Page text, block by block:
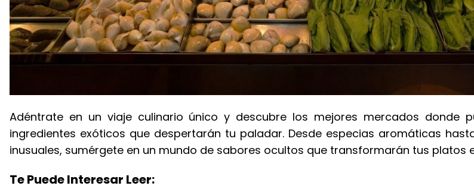
Adéntrate en un viaje culinario único y descubre los mejores mercados donde
ingredientes exóticos que despertarán tu paladar. Desde especias aromáticas
inusuales, sumérgete en un mundo de sabores ocultos que transformarán tus platos
Te Puede Interesar Leer: